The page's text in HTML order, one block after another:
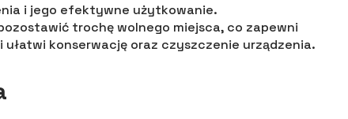
i jego efektywne użytkowanie.
trochę wolnego miejsca, co zapewni
konserwację oraz czyszczenie urządzenia.